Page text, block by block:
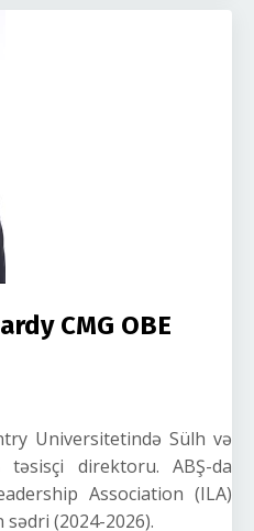
CMG OBE
Universitetində Sülh və
təsisçi direktoru. ABŞ-da
Association (ILA)
sədri (2024-2026).